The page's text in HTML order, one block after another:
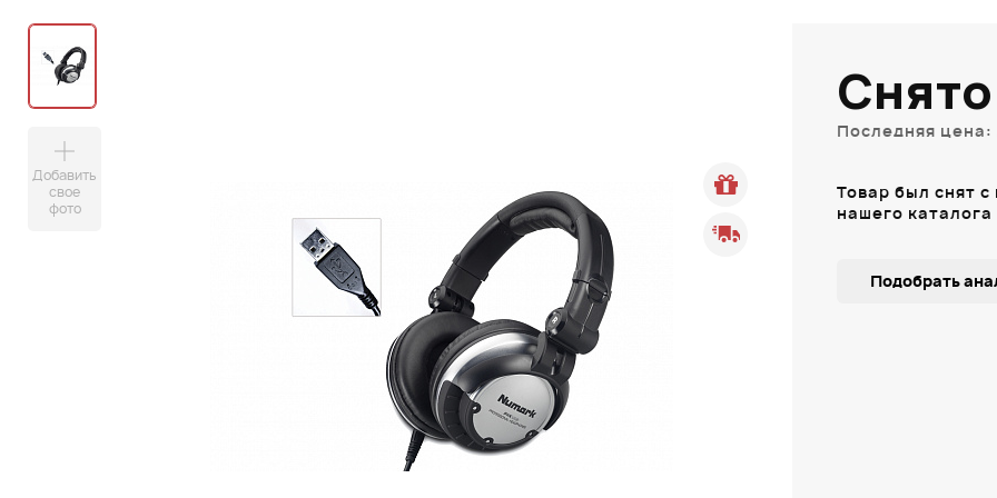
Добавить
свое
фото
Последняя цена:
Товар был снят
нашего каталога
Подобрать